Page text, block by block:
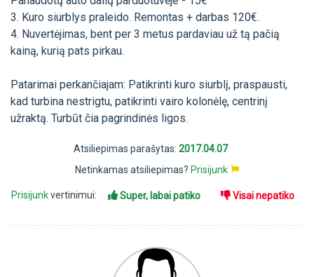
3. Kuro siurblys praleido. Remontas + darbas 120€.
4. Nuvertėjimas, bent per 3 metus pardaviau už tą pačią
kainą, kurią pats pirkau.
Patarimai perkančiajam: Patikrinti kuro siurblį, praspausti,
kad turbina nestrigtu, patikrinti vairo kolonėlę, centrinį
užraktą. Turbūt čia pagrindinės ligos.
Atsiliepimas parašytas: 2017.04.07
Netinkamas atsiliepimas? Prisijunk
Prisijunkvertinimui: Super, labai patiko Visai nepatiko